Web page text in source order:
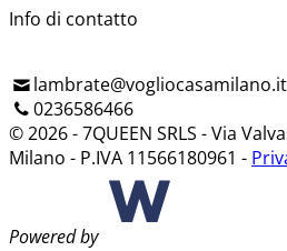
Info di contatto
lambrate@vogliocasamilano.it
0236586466
© 2026 - 7QUEEN SRLS - Via
Milano - P.IVA 11566180961 -
Powered by